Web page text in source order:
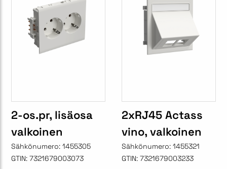
2-os.pr, lisäosa
valkoinen
Sähkönumero: 1455305
GTIN: 7321679003073
2xRJ45 Actass
vino, valkoinen
Sähkönumero: 1455321
GTIN: 7321679003233